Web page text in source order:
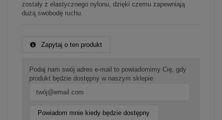
zostały z elastycznego nylonu, dzięki czemu zapewniają
dużą swobodę ruchu.
Zapytaj o ten produkt
Podaj nam swój adres e-mail to powiadomimy Cię, gdy
produkt będzie dostępny w naszym sklepie
Powiadom mnie kiedy będzie dostępny